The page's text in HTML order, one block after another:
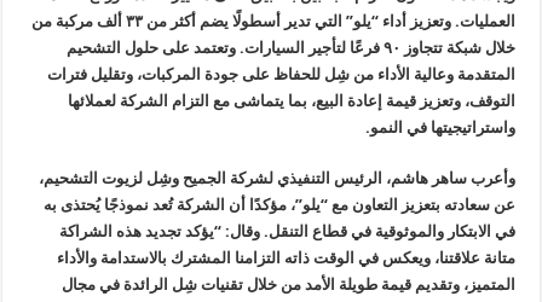
العمليات. وتعزيز أداء “يلو” التي تدير أسطولًا يضم أكثر من ٣٣ ألف مركبة من
خلال شبكة تتجاوز ٩٠ فرعًا لتأجير السيارات. وتعتمد على حلول التشحيم
المتقدمة وعالية الأداء من شِل للحفاظ على جودة المركبات، وتقليل فترات
التوقف، وتعزيز قيمة إعادة البيع، بما يتماشى مع التزام الشركة لعملائها
واستراتيجيتها في النمو.
وأعرب ساهر هاشم، الرئيس التنفيذي لشركة الجميح وشِل لزيوت التشحيم،
عن سعادته بتعزيز التعاون مع “يلو”، مؤكدًا أن الشركة تُعد نموذجًا يُحتذى به
في الابتكار والموثوقية في قطاع التنقل. وقال: “يؤكد تجديد هذه الشراكة
متانة علاقتنا، ويعكس في الوقت ذاته التزامنا المشترك بالاستدامة والأداء
المتميز، وتقديم قيمة طويلة الأمد من خلال تقنيات شِل الرائدة في مجال